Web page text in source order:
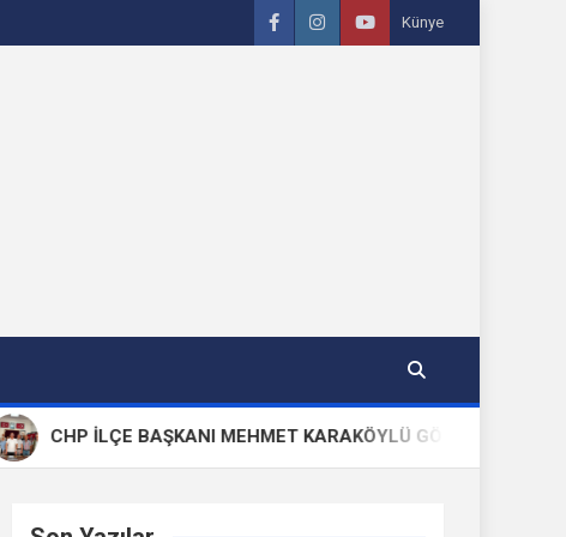
Künye
CHP İLÇE BAŞKANI MEHMET KARAKÖYLÜ GÖREVİNDEN VE